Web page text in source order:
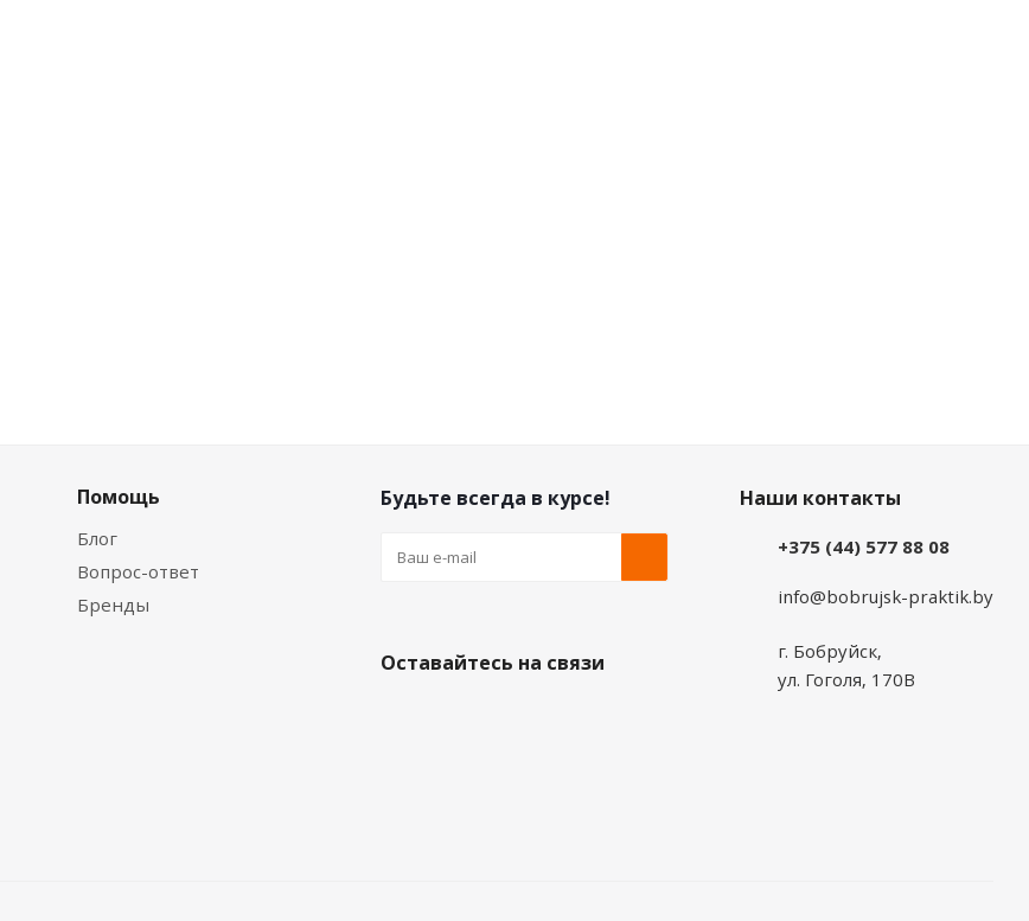
Помощь
Блог
Вопрос-ответ
Бренды
Будьте всегда в курсе!
Оставайтесь на связи
Наши контакты
+375 (44) 577 88 08
info@bobrujsk-praktik.by
г. Бобруйск,
ул. Гоголя, 170В